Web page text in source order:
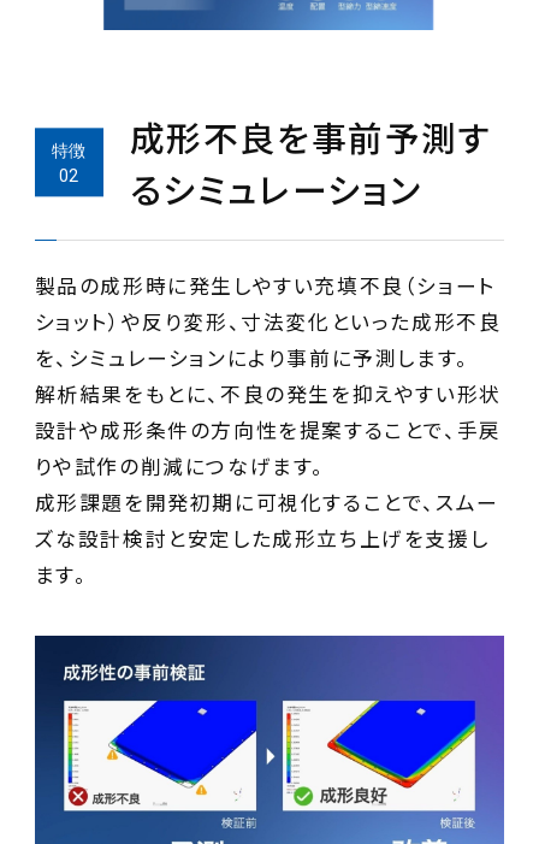
成形不良を事前予測す
るシミュレーション
製品の成形時に発生しやすい充填不良（ショート
ショット）や反り変形、寸法変化といった成形不良
を、シミュレーションにより事前に予測します。
解析結果をもとに、不良の発生を抑えやすい形状
設計や成形条件の方向性を提案することで、手戻
りや試作の削減につなげます。
成形課題を開発初期に可視化することで、スムー
ズな設計検討と安定した成形立ち上げを支援し
ます。